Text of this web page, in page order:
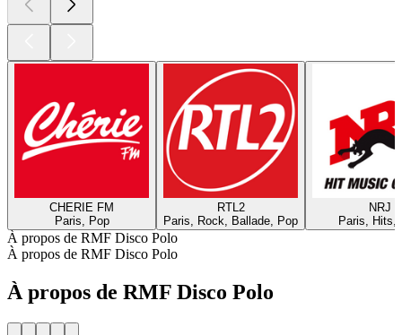
CHERIE FM
Paris, Pop
RTL2
Paris, Rock, Ballade, Pop
NRJ
Paris, Hits,
À propos de RMF Disco Polo
À propos de RMF Disco Polo
À propos de RMF Disco Polo